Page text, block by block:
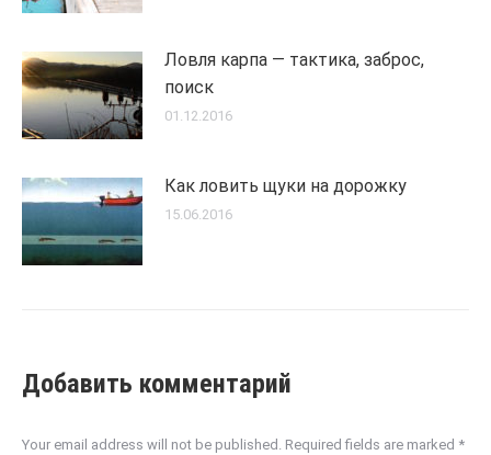
Ловля карпа — тактика, заброс,
поиск
01.12.2016
Как ловить щуки на дорожку
15.06.2016
Добавить комментарий
Your email address will not be published. Required fields are marked *